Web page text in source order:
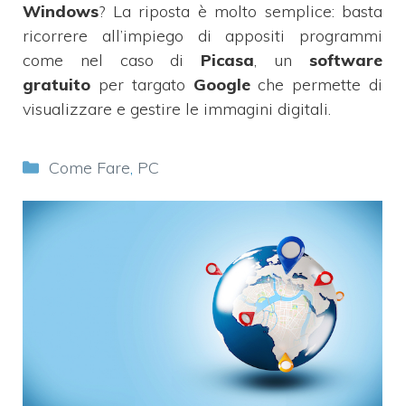
Windows? La riposta è molto semplice: basta
ricorrere all’impiego di appositi programmi
come nel caso di Picasa, unsoftware
gratuito per targato Googleche permette di
visualizzare e gestire le immagini digitali.
Categorie
Come Fare, PC